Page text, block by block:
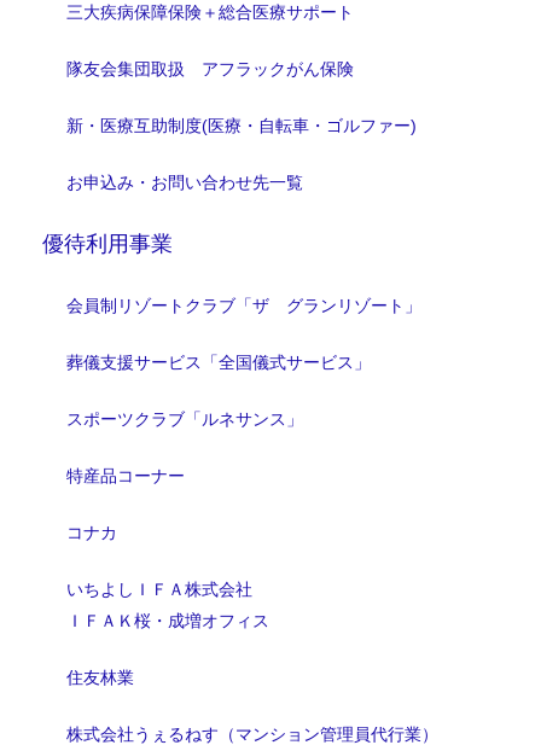
三大疾病保障保険＋総合医療サポート
隊友会集団取扱 アフラックがん保険
新・医療互助制度(医療・自転車・ゴルファー)
お申込み・お問い合わせ先一覧
優待利用事業
会員制リゾートクラブ「ザ グランリゾート」
葬儀支援サービス「全国儀式サービス」
スポーツクラブ「ルネサンス」
特産品コーナー
コナカ
いちよしＩＦＡ株式会社
ＩＦＡＫ桜・成増オフィス
住友林業
株式会社うぇるねす（マンション管理員代行業）